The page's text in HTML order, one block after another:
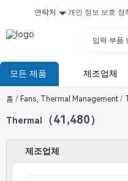
연락처 개인 정보 보호 정
입력 부품
모든 제품 제조업체
홈 / Fans, Thermal Management /
Thermal （41,480）
제조업체